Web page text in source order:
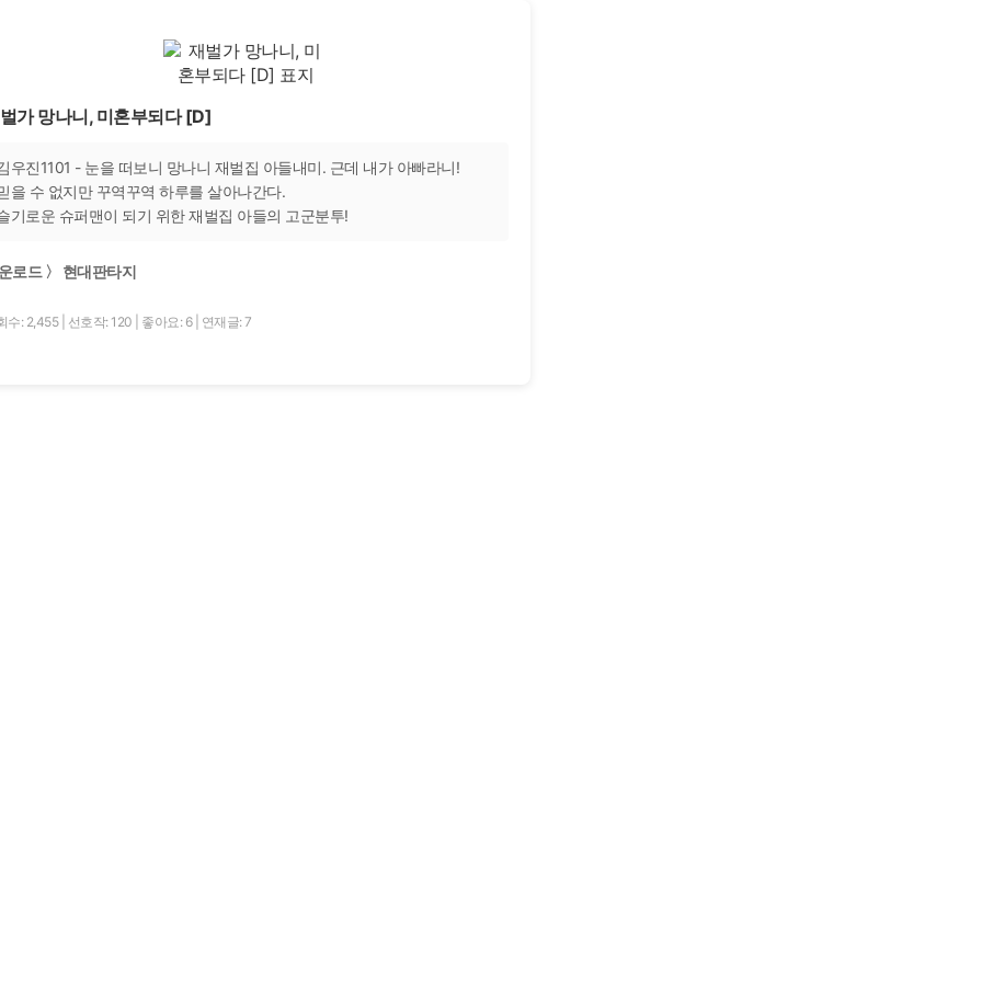
가 망나니, 미혼부되다 [D]
우진1101 - 눈을 떠보니 망나니 재벌집 아들내미. 근데 내가 아빠라니!
을 수 없지만 꾸역꾸역 하루를 살아나간다.
기로운 슈퍼맨이 되기 위한 재벌집 아들의 고군분투!
로드 〉 현대판타지
수: 2,455 선호작: 120 좋아요: 6 연재글: 7